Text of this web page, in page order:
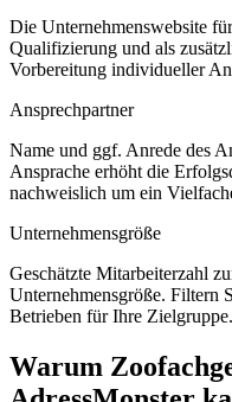
Die Unternehmenswebsite
Qualifizierung und als
Vorbereitung individueller
Ansprechpartner
Name und ggf. Anrede des
Ansprache erhöht die
nachweislich um ein
Unternehmensgröße
Geschätzte Mitarbeiterzahl
Unternehmensgröße. Filtern
Betrieben für Ihre Zielgruppe.
Warum